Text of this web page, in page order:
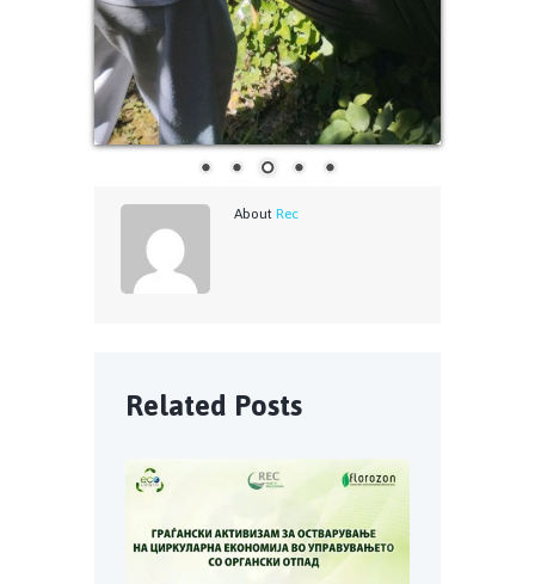
AboutRec
Related Posts